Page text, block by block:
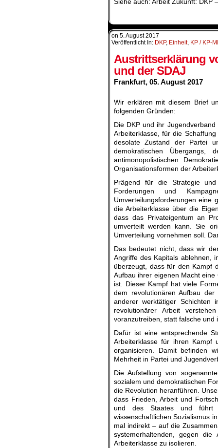
Siehe auch: Arbeit Zukunft: DKP
on 5. August 2017
Veröffentlicht In: DKP, Einheit, KP / KP-
Austrittserklärung
und der SDAJ
Frankfurt, 05. August 2017
Wir erklären mit diesem Brief
folgenden Gründen:
Die DKP und ihr
Arbeiterklasse, für die
desolate Zustand der Partei
demokratischen Übergangs,
antimonopolistischen
Organisationsformen der
Prägend für die Strategie
Forderungen und
Umverteilungsforderungen eine
die Arbeiterklasse über die
dass das Privateigentum an
umverteilt werden kann. Sie
Umverteilung vornehmen soll.
Das bedeutet nicht, dass wir
Angriffe des Kapitals ablehnen,
überzeugt, dass für den Kampf
Aufbau ihrer eigenen Macht
ist. Dieser Kampf hat viele
dem revolutionären Aufbau
anderer werktätiger Schichten
revolutionärer Arbeit
voranzutreiben, statt falsche
Dafür ist eine entsprechende
Arbeiterklasse für ihren Kampf
organisieren. Damit befinden
Mehrheit in Partei und
Die Aufstellung von
sozialem und demokratischen
die Revolution heranführen.
dass Frieden, Arbeit und
und des Staates und führt
wissenschaftlichen Sozialismus
mal indirekt – auf die
systemerhaltenden, gegen
Arbeiterklasse zu isolieren.